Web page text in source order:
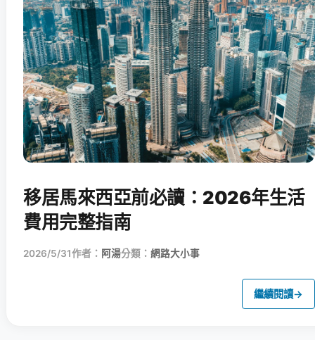
移居馬來西亞前必讀：2026年生活
費用完整指南
2026/5/31作者： 阿湯分類： 網路大小事
繼續閱讀→